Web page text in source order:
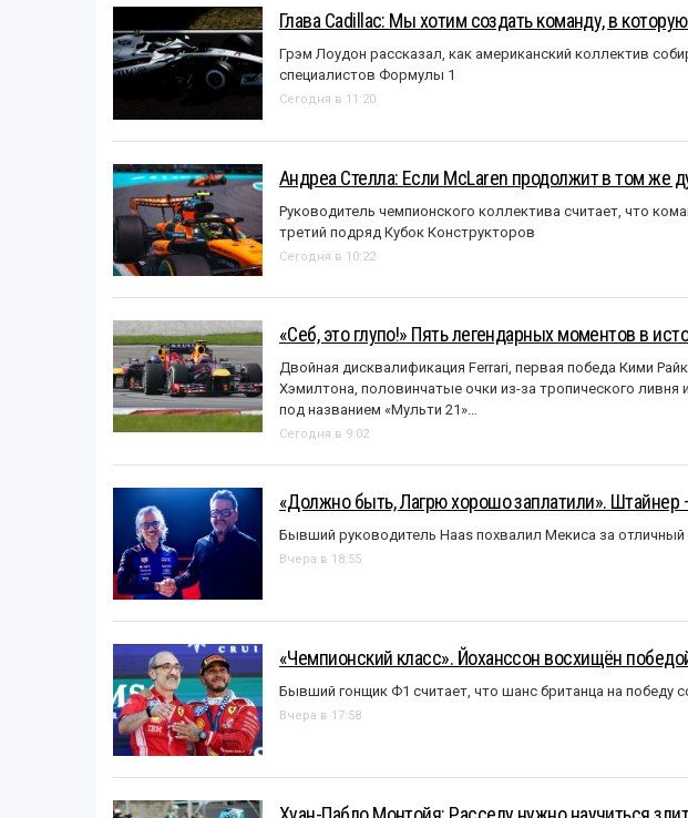
Глава Cadillac: Мы хотим создать команду, в
Грэм Лоудон рассказал, как американский коллектив
специалистов Формулы 1
Сегодня в 11:20
Андреа Стелла: Если McLaren продолжит в том же
Руководитель чемпионского коллектива считает, что
третий подряд Кубок Конструкторов
Сегодня в 10:22
«Себ, это глупо!» Пять легендарных моментов в
Двойная дисквалификация Ferrari, первая победа Кими
Хэмилтона, половинчатые очки из-за тропического ливня
под названием «Mульти 21»…
Сегодня в 9:02
«Должно быть, Лагрю хорошо заплатили». Штайнер
Бывший руководитель Haas похвалил Мекиса за отличный
Вчера в 18:55
«Чемпионский класс». Йоханссон восхищён
Бывший гонщик Ф1 считает, что шанс британца на победу
Вчера в 17:58